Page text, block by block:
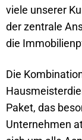
viele unserer
der zentrale
die
Die
Paket, das
Unternehmen